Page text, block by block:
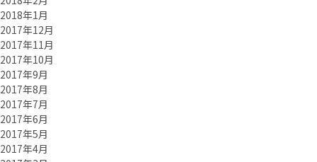
2018年1月
2017年12月
2017年11月
2017年10月
2017年9月
2017年8月
2017年7月
2017年6月
2017年5月
2017年4月